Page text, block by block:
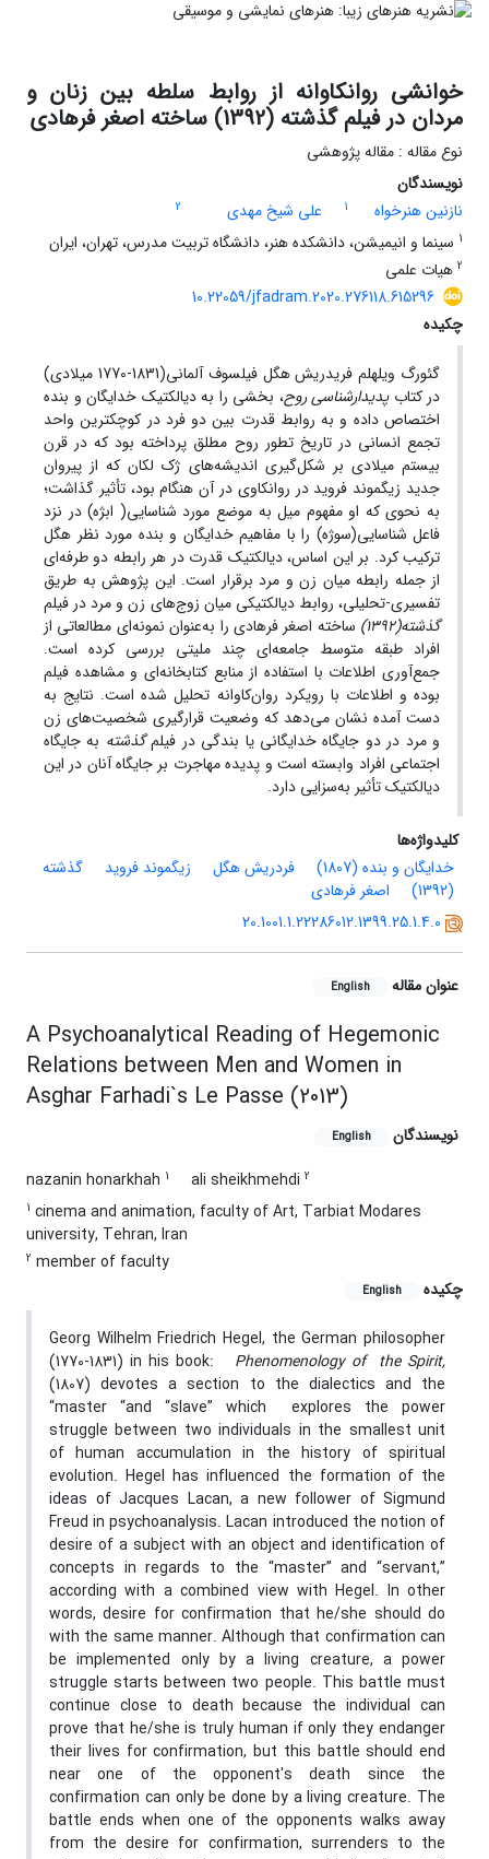
خوانشی روانکاوانه از روابط سلطه بین زنان و
مردان در فیلم گذشته (1392) ساخته اصغر فرهادی
نوع مقاله : مقاله پژوهشی
نویسندگان
نازنین هنرخواه
1 علی شیخ مهدی
2
1 سینما و انیمیشن، دانشکده هنر، دانشگاه تربیت مدرس، تهران، ایران
2 هیات علمی
10.22059/jfadram.2020.276118.615296
چکیده
گ‍ئ‍ورگ وی‍ل‍ه‍ل‍م ف‍ری‍دری‍ش هگل فیلسوف آلمانی(1831-1770 میلادی)
در کتابپدیدارشناسی روح، بخشی را به دیالکتیک خدایگان و بنده
اختصاص داده و به روابط قدرت بین دو فرد در کوچک­ترین واحد
تجمع انسانی در تاریخ تطور روح مطلق پرداخته بود که در قرن
بیستم میلادی بر شکل‌گیری اندیشه‌های ژک لکان که از پیروان
جدید زیگموند فروید در روان­کاوی در آن هنگام بود، تأثیر گذاشت؛
به نحوی که او مفهوم میل به موضع مورد شناسایی( ابژه) در نزد
فاعل شناسایی(سوژه) را با مفاهیم خدایگان و بنده مورد نظر هگل
ترکیب کرد. بر این اساس، دیالکتیک قدرت در هر رابطه دو طرفه‌ای
از جمله رابطه میان زن و مرد برقرار است. این پژوهش به طریق
تفسیری­-تحلیلی، روابط دیالکتیکی میان زوج‌های زن و مرد در فیلم
گذشته(1392)
ساخته اصغر فرهادی را به‌عنوان نمونه‌ای مطالعاتی از
افراد طبقه متوسط جامعه‌ای چند ملیتی بررسی کرده است.
جمع‌آوری اطلاعات با استفاده از منابع کتابخانه‌ای و مشاهده فیلم
بوده و اطلاعات با رویکرد روان‌کاوانه تحلیل شده است. نتایج به
دست آمده نشان می‌دهد که وضعیت قرارگیری شخصیت‌های زن
و مرد در دو جایگاه خدایگانی یا بندگی در فیلمگذشته به جایگاه
اجتماعی افراد وابسته است و پدیده مهاجرت بر جایگاه آنان در این
دیالکتیک تأثیر به‌سزایی دارد.
کلیدواژه‌ها
خدایگان و بنده (1807)
فردریش هگل زیگموند فروید
گذشته
(1392)
اصغر فرهادی
20.1001.1.22286012.1399.25.1.4.0
عنوان مقاله English
A Psychoanalytical Reading of Hegemonic
Relations between Men and Women in
Asghar Farhadi`s Le Passe (2013)
نویسندگان English
nazanin honarkhah 1 ali sheikhmehdi 2
1 cinema and animation, faculty of Art, Tarbiat Modares
university, Tehran, Iran
2 member of faculty
چکیده
English
Georg Wilhelm Friedrich Hegel, the German philosopher
(1770-1831) in his book: Phenomenology of the Spirit,
(1807) devotes a section to the dialectics and the
“master “and “slave” which explores the power
struggle between two individuals in the smallest unit
of human accumulation in the history of spiritual
evolution. Hegel has influenced the formation of the
ideas of Jacques Lacan, a new follower of Sigmund
Freud in psychoanalysis. Lacan introduced the notion of
desire of a subject with an object and identification of
concepts in regards to the “master” and “servant,”
according with a combined view with Hegel. In other
words, desire for confirmation that he/she should do
with the same manner. Although that confirmation can
be implemented only by a living creature, a power
struggle starts between two people. This battle must
continue close to death because the individual can
prove that he/she is truly human if only they endanger
their lives for confirmation, but this battle should end
near one of the opponent's death since the
confirmation can only be done by a living creature. The
battle ends when one of the opponents walks away
from the desire for confirmation, surrenders to the